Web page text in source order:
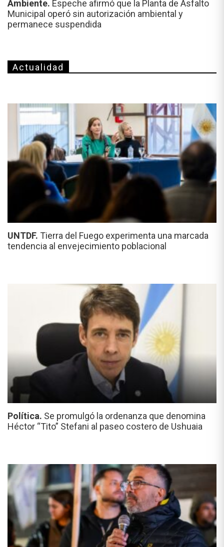
Ambiente. Espeche afirmó que la Planta de Asfalto
Municipal operó sin autorización ambiental y
permanece suspendida
Actualidad
UNTDF. Tierra del Fuego experimenta una marcada
tendencia al envejecimiento poblacional
Política. Se promulgó la ordenanza que denomina
Héctor “Tito” Stefani al paseo costero de Ushuaia